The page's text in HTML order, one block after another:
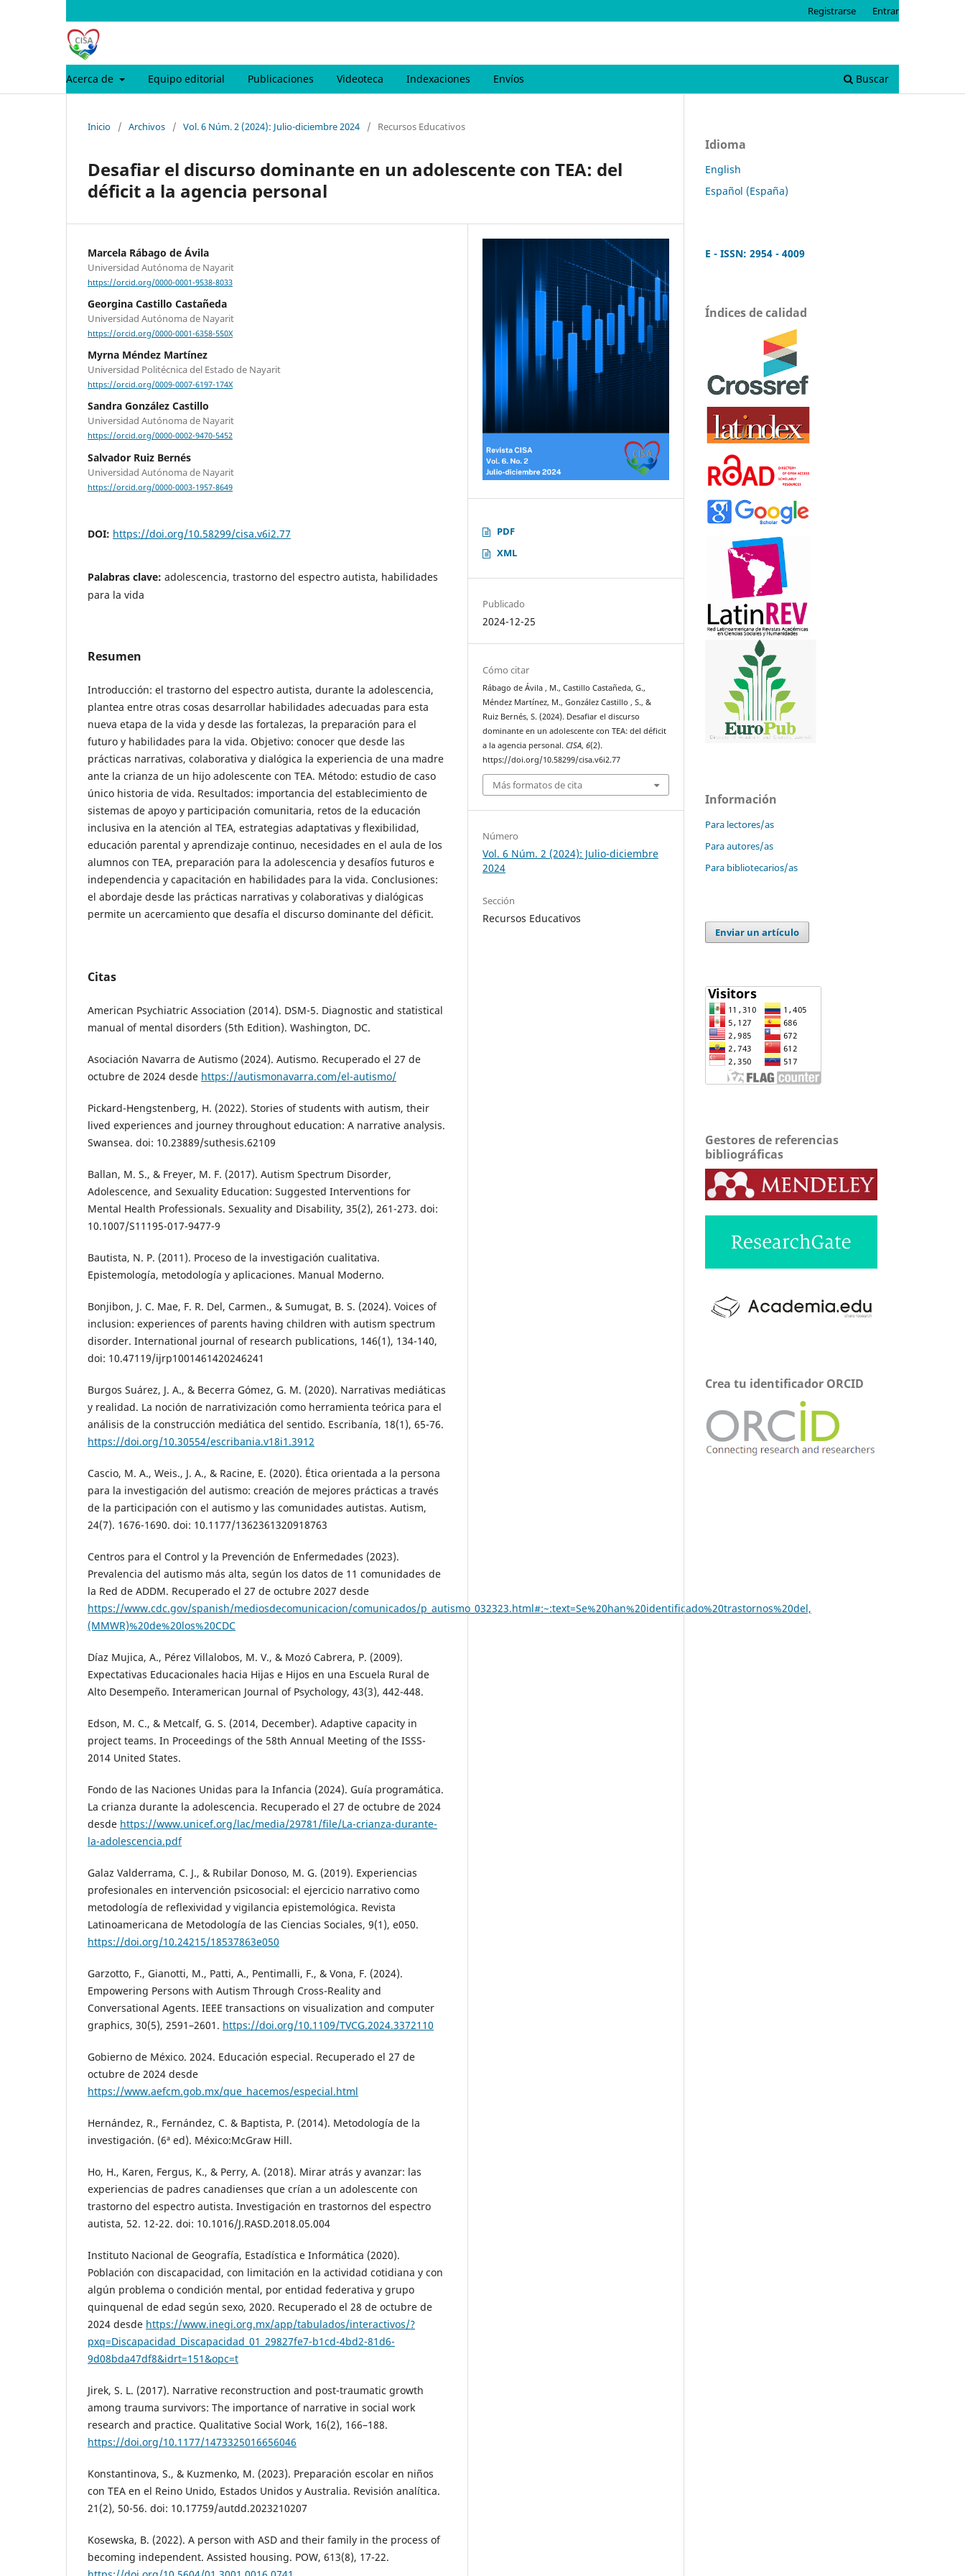
Acerca de Equipo editorial Publicaciones Videoteca Indexaciones Envíos Buscar
Registrarse Entrar
Inicio / Archivos / Vol. 6 Núm. 2 (2024): Julio-diciembre 2024 / Recursos Educativos
Desafiar el discurso dominante en un adolescente con TEA: del
déficit a la agencia personal
Marcela Rábago de Ávila
Universidad Autónoma de Nayarit
https://orcid.org/0000-0001-9538-8033
Georgina Castillo Castañeda
Universidad Autónoma de Nayarit
https://orcid.org/0000-0001-6358-550X
Myrna Méndez Martínez
Universidad Politécnica del Estado de Nayarit
https://orcid.org/0009-0007-6197-174X
Sandra González Castillo
Universidad Autónoma de Nayarit
https://orcid.org/0000-0002-9470-5452
Salvador Ruiz Bernés
Universidad Autónoma de Nayarit
https://orcid.org/0000-0003-1957-8649
DOI: https://doi.org/10.58299/cisa.v6i2.77
Palabras clave: adolescencia, trastorno del espectro autista, habilidades
para la vida
Resumen
Introducción: el trastorno del espectro autista, durante la adolescencia,
plantea entre otras cosas desarrollar habilidades adecuadas para esta
nueva etapa de la vida y desde las fortalezas, la preparación para el
futuro y habilidades para la vida. Objetivo: conocer que desde las
prácticas narrativas, colaborativa y dialógica la experiencia de una madre
ante la crianza de un hijo adolescente con TEA. Método: estudio de caso
único historia de vida. Resultados: importancia del establecimiento de
sistemas de apoyo y participación comunitaria, retos de la educación
inclusiva en la atención al TEA, estrategias adaptativas y flexibilidad,
educación parental y aprendizaje continuo, necesidades en el aula de los
alumnos con TEA, preparación para la adolescencia y desafíos futuros e
independencia y capacitación en habilidades para la vida. Conclusiones:
el abordaje desde las prácticas narrativas y colaborativas y dialógicas
permite un acercamiento que desafía el discurso dominante del déficit.
Citas
American Psychiatric Association (2014). DSM-5. Diagnostic and statistical
manual of mental disorders (5th Edition). Washington, DC.
Asociación Navarra de Autismo (2024). Autismo. Recuperado el 27 de
octubre de 2024 desde https://autismonavarra.com/el-autismo/
Pickard-Hengstenberg, H. (2022). Stories of students with autism, their
lived experiences and journey throughout education: A narrative analysis.
Swansea. doi: 10.23889/suthesis.62109
Ballan, M. S., & Freyer, M. F. (2017). Autism Spectrum Disorder,
Adolescence, and Sexuality Education: Suggested Interventions for
Mental Health Professionals. Sexuality and Disability, 35(2), 261-273. doi:
10.1007/S11195-017-9477-9
Bautista, N. P. (2011). Proceso de la investigación cualitativa.
Epistemología, metodología y aplicaciones. Manual Moderno.
Bonjibon, J. C. Mae, F. R. Del, Carmen., & Sumugat, B. S. (2024). Voices of
inclusion: experiences of parents having children with autism spectrum
disorder. International journal of research publications, 146(1), 134-140,
doi: 10.47119/ijrp1001461420246241
Burgos Suárez, J. A., & Becerra Gómez, G. M. (2020). Narrativas mediáticas
y realidad. La noción de narrativización como herramienta teórica para el
análisis de la construcción mediática del sentido. Escribanía, 18(1), 65-76.
https://doi.org/10.30554/escribania.v18i1.3912
Cascio, M. A., Weis., J. A., & Racine, E. (2020). Ética orientada a la persona
para la investigación del autismo: creación de mejores prácticas a través
de la participación con el autismo y las comunidades autistas. Autism,
24(7). 1676-1690. doi: 10.1177/1362361320918763
Centros para el Control y la Prevención de Enfermedades (2023).
Prevalencia del autismo más alta, según los datos de 11 comunidades de
la Red de ADDM. Recuperado el 27 de octubre 2027 desde
https://www.cdc.gov/spanish/mediosdecomunicacion/comunicados/p_autismo_032323.html#:~:text=Se%20han%20identificado%20trastornos%20del,
(MMWR)%20de%20los%20CDC
Díaz Mujica, A., Pérez Villalobos, M. V., & Mozó Cabrera, P. (2009).
Expectativas Educacionales hacia Hijas e Hijos en una Escuela Rural de
Alto Desempeño. Interamerican Journal of Psychology, 43(3), 442-448.
Edson, M. C., & Metcalf, G. S. (2014, December). Adaptive capacity in
project teams. In Proceedings of the 58th Annual Meeting of the ISSS-
2014 United States.
Fondo de las Naciones Unidas para la Infancia (2024). Guía programática.
La crianza durante la adolescencia. Recuperado el 27 de octubre de 2024
desde https://www.unicef.org/lac/media/29781/file/La-crianza-durante-
la-adolescencia.pdf
Galaz Valderrama, C. J., & Rubilar Donoso, M. G. (2019). Experiencias
profesionales en intervención psicosocial: el ejercicio narrativo como
metodología de reflexividad y vigilancia epistemológica. Revista
Latinoamericana de Metodología de las Ciencias Sociales, 9(1), e050.
https://doi.org/10.24215/18537863e050
Garzotto, F., Gianotti, M., Patti, A., Pentimalli, F., & Vona, F. (2024).
Empowering Persons with Autism Through Cross-Reality and
Conversational Agents. IEEE transactions on visualization and computer
graphics, 30(5), 2591–2601. https://doi.org/10.1109/TVCG.2024.3372110
Gobierno de México. 2024. Educación especial. Recuperado el 27 de
octubre de 2024 desde
https://www.aefcm.gob.mx/que_hacemos/especial.html
Hernández, R., Fernández, C. & Baptista, P. (2014). Metodología de la
investigación. (6ª ed). México:McGraw Hill.
Ho, H., Karen, Fergus, K., & Perry, A. (2018). Mirar atrás y avanzar: las
experiencias de padres canadienses que crían a un adolescente con
trastorno del espectro autista. Investigación en trastornos del espectro
autista, 52. 12-22. doi: 10.1016/J.RASD.2018.05.004
Instituto Nacional de Geografía, Estadística e Informática (2020).
Población con discapacidad, con limitación en la actividad cotidiana y con
algún problema o condición mental, por entidad federativa y grupo
quinquenal de edad según sexo, 2020. Recuperado el 28 de octubre de
2024 desde https://www.inegi.org.mx/app/tabulados/interactivos/?
pxq=Discapacidad_Discapacidad_01_29827fe7-b1cd-4bd2-81d6-
9d08bda47df8&idrt=151&opc=t
Jirek, S. L. (2017). Narrative reconstruction and post-traumatic growth
among trauma survivors: The importance of narrative in social work
research and practice. Qualitative Social Work, 16(2), 166–188.
https://doi.org/10.1177/1473325016656046
Konstantinova, S., & Kuzmenko, M. (2023). Preparación escolar en niños
con TEA en el Reino Unido, Estados Unidos y Australia. Revisión analítica.
21(2), 50-56. doi: 10.17759/autdd.2023210207
Kosewska, B. (2022). A person with ASD and their family in the process of
becoming independent. Assisted housing. POW, 613(8), 17-22.
PDF
XML
Publicado
2024-12-25
Cómo citar
Rábago de Ávila , M., Castillo Castañeda, G.,
Méndez Martínez, M., González Castillo , S., &
Ruiz Bernés, S. (2024). Desafiar el discurso
dominante en un adolescente con TEA: del déficit
a la agencia personal.CISA,6(2).
https://doi.org/10.58299/cisa.v6i2.77
Más formatos de cita
Número
Vol. 6 Núm. 2 (2024): Julio-diciembre
2024
Sección
Recursos Educativos
Idioma
English
Español (España)
E - ISSN: 2954 - 4009
Índices de calidad
Información
Para lectores/as
Para autores/as
Para bibliotecarios/as
Enviar un artículo
Gestores de referencias
bibliográficas
Crea tu identificador ORCID